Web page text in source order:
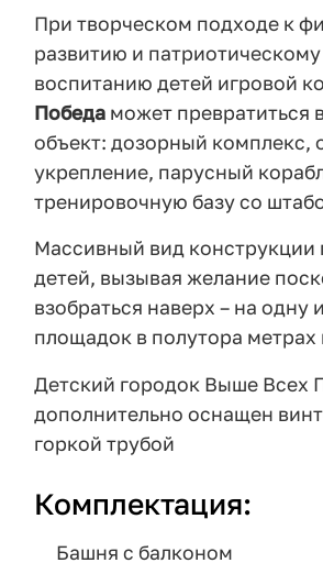
При творческом подходе к
развитию и патриотическому
воспитанию детей игровой
Победа может превратиться
объект: дозорный комплекс,
укрепление, парусный
тренировочную базу со
Массивный вид конструкции
детей, вызывая желание
взобраться наверх – на одну
площадок в полутора метрах
Детский городок Выше Всех
дополнительно оснащен
горкой трубой
Комплектация:
Башня с балконом